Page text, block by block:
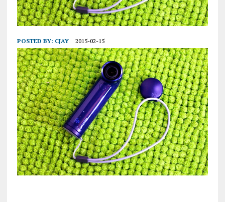
POSTED BY: CJAY 2015-02-15